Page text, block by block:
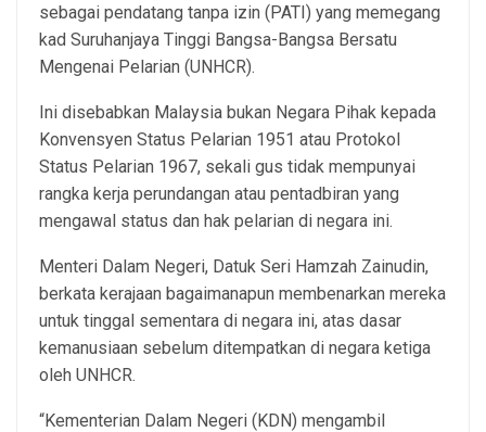
sebagai pendatang tanpa izin (PATI) yang memegang
kad Suruhanjaya Tinggi Bangsa-Bangsa Bersatu
Mengenai Pelarian (UNHCR).
Ini disebabkan Malaysia bukan Negara Pihak kepada
Konvensyen Status Pelarian 1951 atau Protokol
Status Pelarian 1967, sekali gus tidak mempunyai
rangka kerja perundangan atau pentadbiran yang
mengawal status dan hak pelarian di negara ini.
Menteri Dalam Negeri, Datuk Seri Hamzah Zainudin,
berkata kerajaan bagaimanapun membenarkan mereka
untuk tinggal sementara di negara ini, atas dasar
kemanusiaan sebelum ditempatkan di negara ketiga
oleh UNHCR.
“Kementerian Dalam Negeri (KDN) mengambil